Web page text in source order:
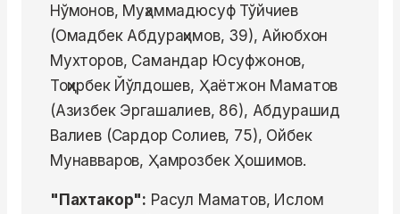
Нўмонов, Муҳаммадюсуф Тўйчиев
(Омадбек Абдураҳимов, 39), Айюбхон
Мухторов, Самандар Юсуфжонов,
Тоҳирбек Йўлдошев, Ҳаётжон Маматов
(Азизбек Эргашалиев, 86), Абдурашид
Валиев (Сардор Солиев, 75), Ойбек
Мунавваров, Ҳамрозбек Ҳошимов.
"Пахтакор": Расул Маматов, Ислом